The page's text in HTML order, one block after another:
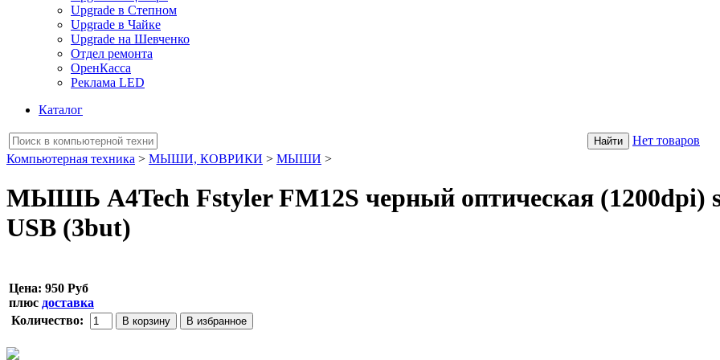
Upgrade в Степном
Upgrade в Чайке
Upgrade на Шевченко
Отдел ремонта
ОренКасса
Реклама LED
Каталог
Нет товаров
Компьютерная техника > МЫШИ, КОВРИКИ > МЫШИ >
МЫШЬ A4Tech Fstyler FM12S черный оптическая (1200dpi)
USB (3but)
Цена: 950 Руб
плюс доставка
Количество: